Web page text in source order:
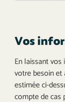
Vos
En laissant
votre besoin et
estimée ci-
compte de cas